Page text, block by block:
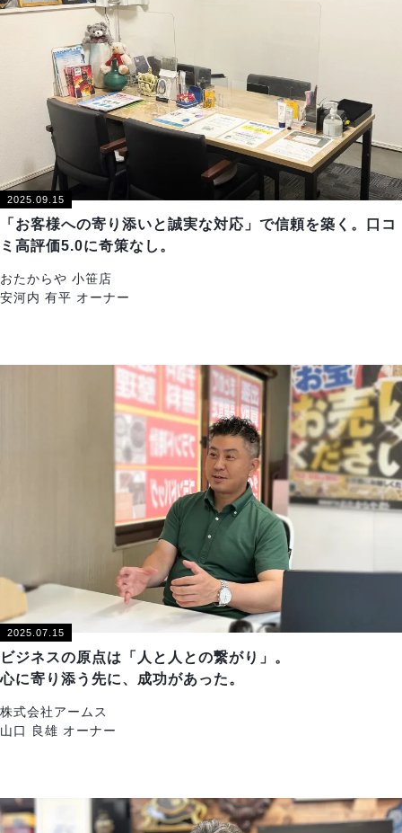
2025.09.15
「お客様への寄り添いと誠実な対応」で信頼を築く。口コ
ミ高評価5.0に奇策なし。
おたからや 小笹店
安河内 有平 オーナー
2025.07.15
ビジネスの原点は「人と人との繋がり」。
心に寄り添う先に、成功があった。
株式会社アームス
山口 良雄 オーナー